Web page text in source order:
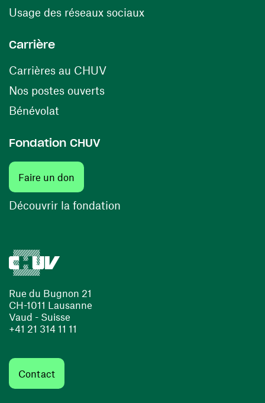
Rue du Bugnon 21
CH-1011 Lausanne
Vaud - Suisse
+41 21 314 11 11
Contact
Usage des réseaux sociaux(ouvre une nouvelle
Carrière
Carrières au CHUV(ouvre une nouvelle fenêtre)
Nos postes ouverts(ouvre une nouvelle fenêtre)
Bénévolat
Fondation CHUV
Faire un don
Découvrir la fondation